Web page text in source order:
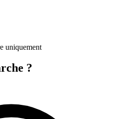
uniquement
?